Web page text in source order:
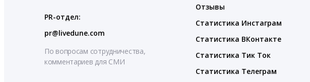
PR-отдел:
pr@livedune.com
По вопросам сотрудничества,
комментариев для СМИ
Отзывы
Статистика Инстаграм
Статистика ВКонтакте
Статистика Тик Ток
Статистика Телеграм